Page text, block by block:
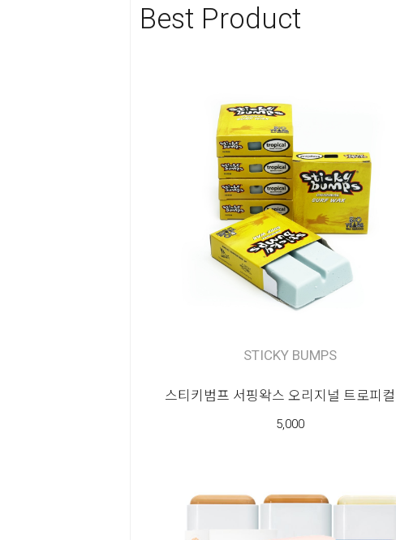
Best Product
STICKY BUMPS
스티키범프 서핑왁스 오리지널 트로피
5,000